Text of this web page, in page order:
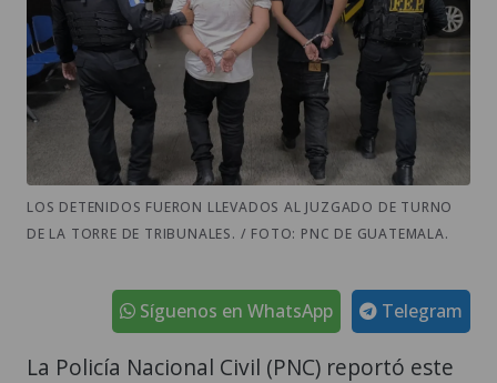
LOS DETENIDOS FUERON LLEVADOS AL JUZGADO DE TURNO
DE LA TORRE DE TRIBUNALES. / FOTO: PNC DE GUATEMALA.
Telegram
Síguenos en WhatsApp
La Policía Nacional Civil (PNC) reportó este